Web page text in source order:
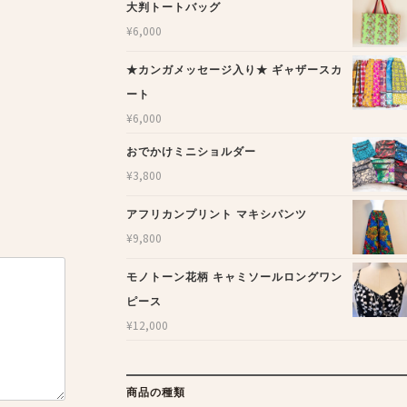
大判トートバッグ
¥6,000
★カンガメッセージ入り★ ギャザースカ
ート
¥6,000
おでかけミニショルダー
¥3,800
アフリカンプリント マキシパンツ
¥9,800
モノトーン花柄 キャミソールロングワン
ピース
¥12,000
商品の種類